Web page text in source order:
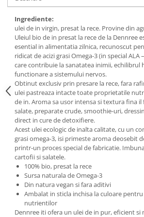
Budinca bio
Indulcitori bio
Inghetata bio si decoratiuni
Ingrediente bio pentru copt
Masline bio si antipasti
Antipasti bio
Masline bio
Pesto bio
Musli si terci
Fulgi din cereale bio
Musli bio
Terci bio
Orez bio si leguminoase
Legume bio
Legume bio in conserva
Orez bio
Ingrediente:
ulei de in virgin, presat la rece. Provine din
Uleiul bio de in presat la rece de la Dennree
esential in alimentatia zilnica, recunoscut
ridicat de acizi grasi Omega-3 (in special ALA
care contribuie la sanatatea inimii, echilibrul
functionare a sistemului nervos.
Obtinut exclusiv prin presare la rece, fara
ulei pastreaza intacte toate proprietatile
de in. Aroma sa usor intensa si textura fina
salate, preparate crude, smoothie-uri,
direct in cure de detoxifiere.
Acest ulei ecologic de inalta calitate, cu un
grasi omega-3, isi primeste aroma deosebit
printr-un proces special de fabricatie.
cartofii si salatele.
100% bio, presat la rece
Sursa naturala de Omega-3
Din natura vegan si fara aditivi
Ambalat in sticla inchisa la culoare
nutrientilor
Dennree iti ofera un ulei de in pur, eficient si